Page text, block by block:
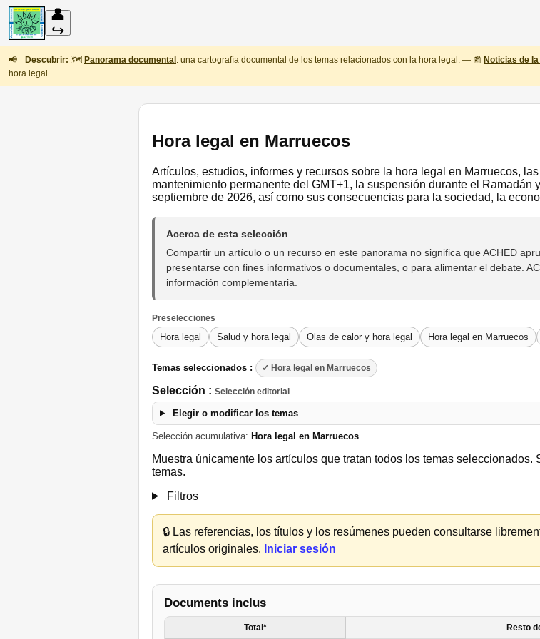
👤
↪
📢 Descubrir: 🗺️ Panorama documental : una cartografía documental de los temas relacionados con la hora legal. — 📰 Noticias de
hora legal
Hora legal en Marruecos
Artículos, estudios, informes y recursos sobre la hora legal en Marruecos,
mantenimiento permanente del GMT+1, la suspensión durante el
septiembre de 2026, así como sus consecuencias para la sociedad, la
Acerca de esta selección
Compartir un artículo o un recurso en este panorama no significa que ACHED
presentarse con fines informativos o documentales, o para alimentar el debate.
información complementaria.
Preselecciones
Hora legal Salud y hora legal Olas de calor y hora legal Hora legal en Marruecos
Temas seleccionados : ✓ Hora legal en Marruecos
Selección : Selección editorial
Elegir o modificar los temas
Selección acumulativa: Hora legal en Marruecos
Muestra únicamente los artículos que tratan todos los temas
temas.
Filtros
🔒 Las referencias, los títulos y los resúmenes pueden consultarse
artículos originales. Iniciar sesión
Documents inclus
Total* Resto